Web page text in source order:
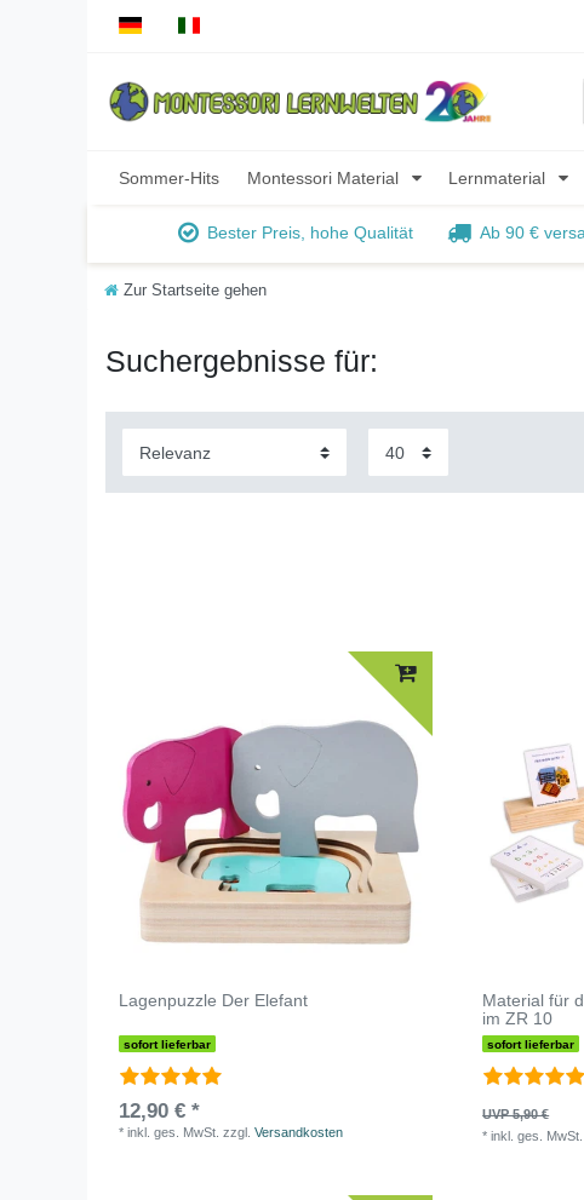
Sommer-Hits Montessori Material Lernmaterial
Bester Preis, hohe Qualität Ab 90 €
Zur Startseite gehen
Suchergebnisse für:
Lagenpuzzle Der Elefant
sofort lieferbar
12,90 € *
*inkl. ges. MwSt. zzgl.Versandkosten
Material für
im ZR 10
sofort lieferbar
UVP 5,90 €
*inkl. ges. MwSt.